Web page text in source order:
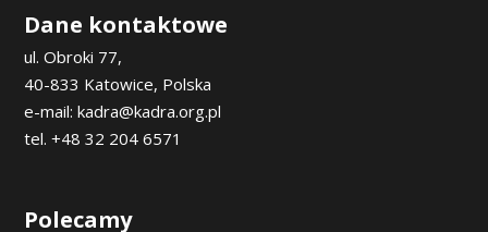
Dane kontaktowe
ul. Obroki 77,
40-833 Katowice, Polska
e-mail: kadra@kadra.org.pl
tel. +48 32 204 6571
Polecamy